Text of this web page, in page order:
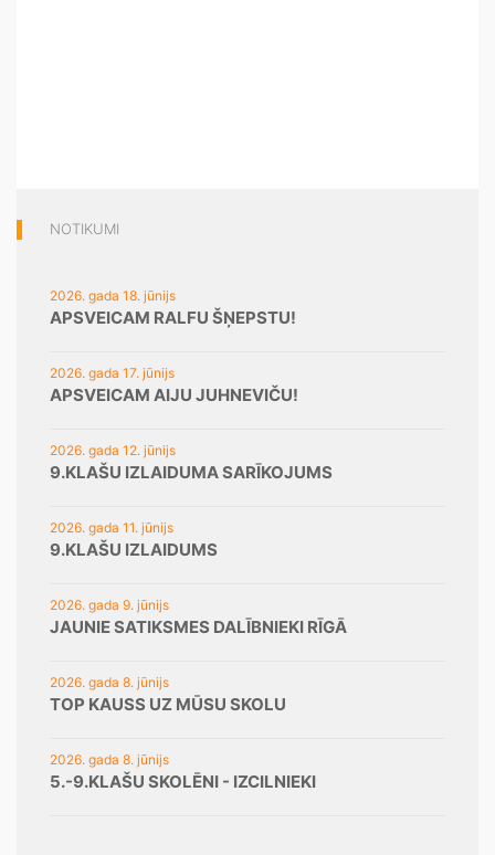
NOTIKUMI
2026. gada 18. jūnijs
APSVEICAM RALFU ŠŅEPSTU!
2026. gada 17. jūnijs
APSVEICAM AIJU JUHNEVIČU!
2026. gada 12. jūnijs
9.KLAŠU IZLAIDUMA SARĪKOJUMS
2026. gada 11. jūnijs
9.KLAŠU IZLAIDUMS
2026. gada 9. jūnijs
JAUNIE SATIKSMES DALĪBNIEKI RĪGĀ
2026. gada 8. jūnijs
TOP KAUSS UZ MŪSU SKOLU
2026. gada 8. jūnijs
5.-9.KLAŠU SKOLĒNI - IZCILNIEKI